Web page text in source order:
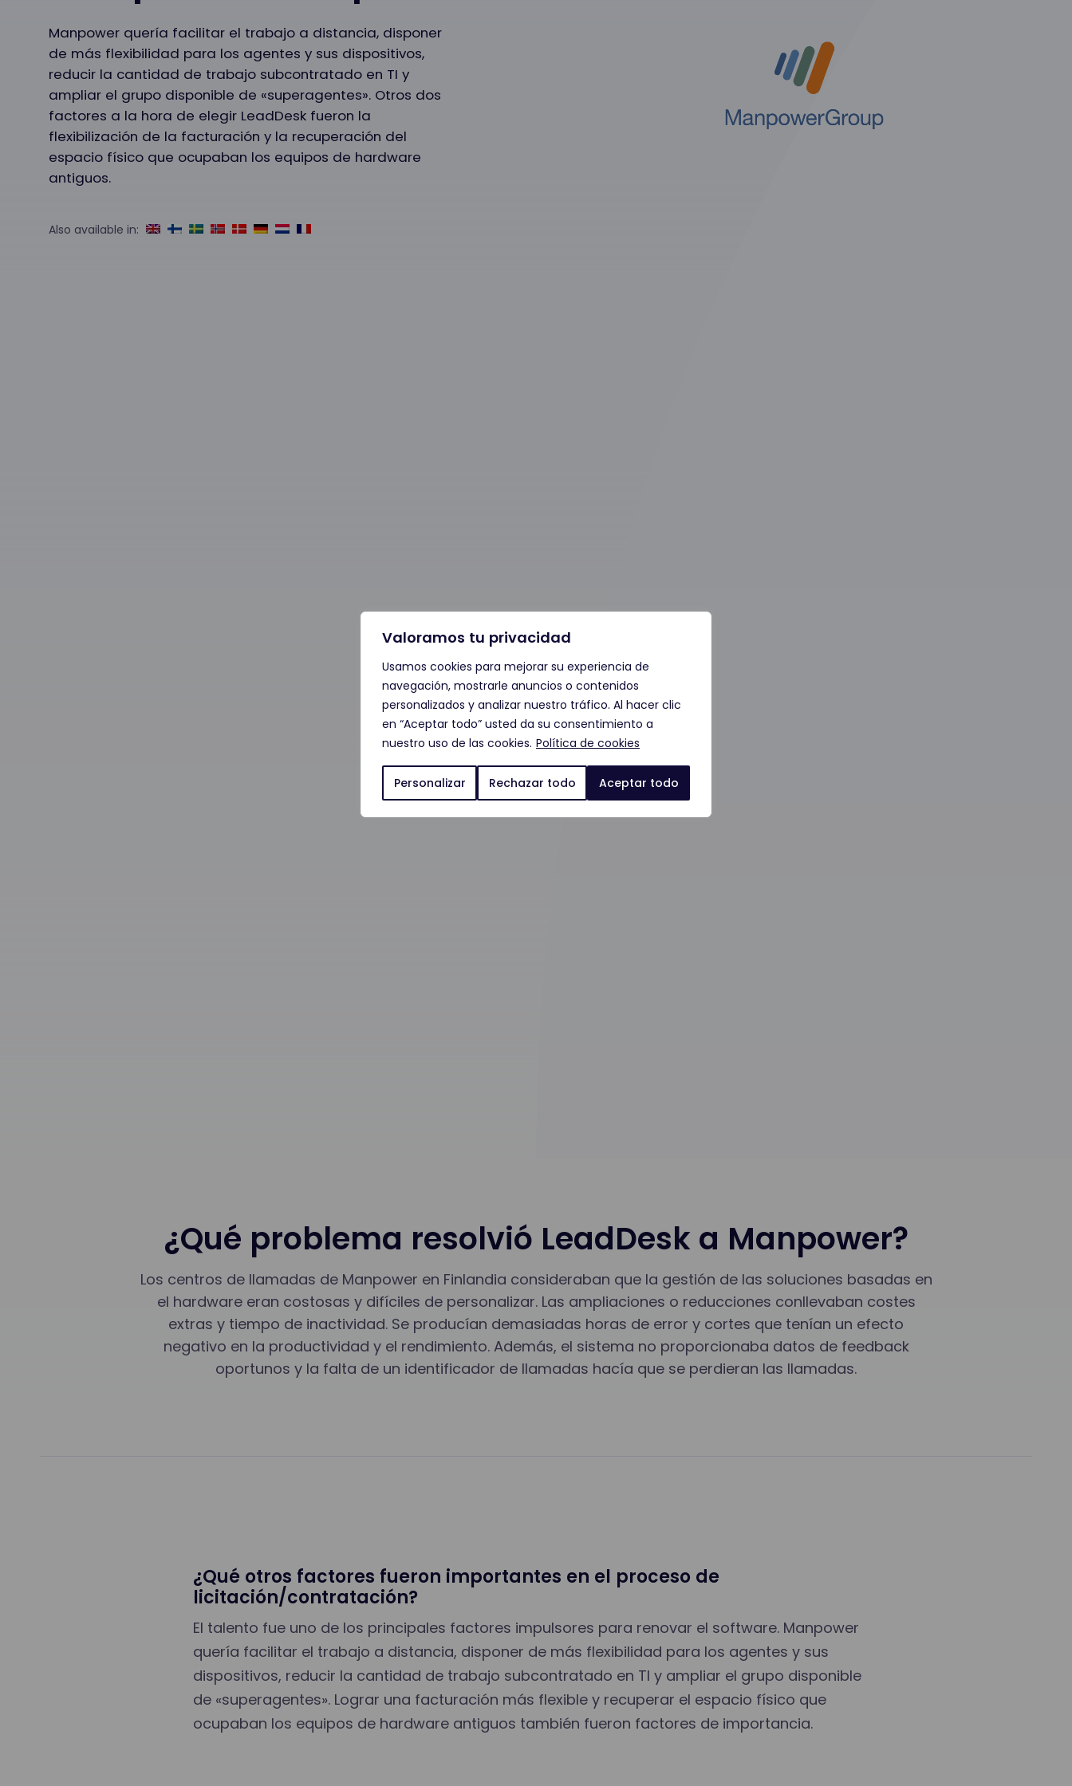
Valoramos tu privacidad
Usamos cookies para mejorar su experiencia de
navegación, mostrarle anuncios o contenidos
personalizados y analizar nuestro tráfico. Al hacer clic
en “Aceptar todo” usted da su consentimiento a
nuestro uso de las cookies. Política de cookies
Personalizar Rechazar todo Aceptar todo
Manpower quería facilitar el trabajo a distancia, disponer
de más flexibilidad para los agentes y sus dispositivos,
reducir la cantidad de trabajo subcontratado en TI y
ampliar el grupo disponible de «superagentes». Otros dos
factores a la hora de elegir LeadDesk fueron la
flexibilización de la facturación y la recuperación del
espacio físico que ocupaban los equipos de hardware
antiguos.
Also available in:
¿Qué problema resolvió LeadDesk a Manpower?
Los centros de llamadas de Manpower en Finlandia consideraban que la gestión de las soluciones basadas en
el hardware eran costosas y difíciles de personalizar. Las ampliaciones o reducciones conllevaban costes
extras y tiempo de inactividad. Se producían demasiadas horas de error y cortes que tenían un efecto
negativo en la productividad y el rendimiento. Además, el sistema no proporcionaba datos de feedback
oportunos y la falta de un identificador de llamadas hacía que se perdieran las llamadas.
¿Qué otros factores fueron importantes en el proceso de
licitación/contratación?
El talento fue uno de los principales factores impulsores para renovar el software. Manpower
quería facilitar el trabajo a distancia, disponer de más flexibilidad para los agentes y sus
dispositivos, reducir la cantidad de trabajo subcontratado en TI y ampliar el grupo disponible
de «superagentes». Lograr una facturación más flexible y recuperar el espacio físico que
ocupaban los equipos de hardware antiguos también fueron factores de importancia.